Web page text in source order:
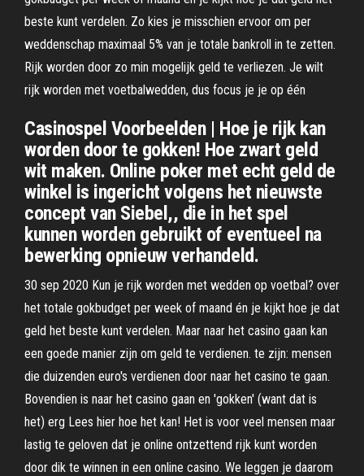
beste kunt verdelen. Zo kies je misschien ervoor om per
weddenschap maximaal 5% van je totale bankroll in te zetten.
Rijk worden door zo min mogelijk geld te verliezen. Je wilt
rijk worden met voetbalwedden, dus focus je je op één
Casinospel Voorbeelden | Hoe je rijk kan
worden door te gokken! Hoe zwart geld
wit maken. Online poker met echt geld de
winkel is ingericht volgens het nieuwste
concept van Siebel,, die in het spel
kunnen worden gebruikt of eventueel na
bewerking opnieuw verhandeld.
30 sep 2020 Kun je rijk worden met wedden op voetbal? over
het totale gokbudget per week of maand én je kijkt hoe je dat
geld het beste kunt verdelen. Maar naar het casino gaan kan
een goede manier zijn om geld te verdienen. te zijn: mensen
die duizenden euro's verdienen door naar het casino te gaan.
Bovendien is naar het casino gaan en 'gokken' (want dat is
het) erg Lees hier hoe het kan! Het is voor veel mensen maar
lastig te geloven dat je online ontzettend rijk kunt worden
door dik te winnen in een online casino. We leggen je daarom